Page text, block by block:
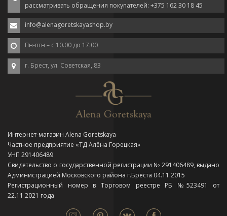
рассматривать обращения покупателей: +375 162 30 18 45
info@alenagoretskayashop.by
Пн-птн – с 10.00 до 17.00
г. Брест, ул. Советская, 83
Интернет-магазин Alena Goretskaya
Частное предприятие «ТД Алёна Горецкая»
УНП 291406489
Свидетельство о государственной регистрации № 291406489, выдано
Администрацией Московского района г.Бреста 04.11.2015
Регистрационный номер в Торговом реестре РБ №523491 от
22.11.2021 года